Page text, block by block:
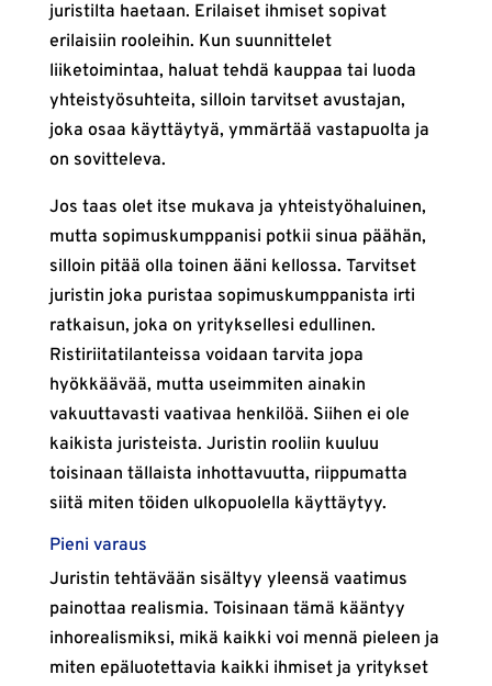
juristilta haetaan. Erilaiset ihmiset sopivat
erilaisiin rooleihin. Kun suunnittelet
liiketoimintaa, haluat tehdä kauppaa tai luoda
yhteistyösuhteita, silloin tarvitset avustajan,
joka osaa käyttäytyä, ymmärtää vastapuolta ja
on sovitteleva.
Jos taas olet itse mukava ja yhteistyöhaluinen,
mutta sopimuskumppanisi potkii sinua päähän,
silloin pitää olla toinen ääni kellossa. Tarvitset
juristin joka puristaa sopimuskumppanista irti
ratkaisun, joka on yrityksellesi edullinen.
Ristiriitatilanteissa voidaan tarvita jopa
hyökkäävää, mutta useimmiten ainakin
vakuuttavasti vaativaa henkilöä. Siihen ei ole
kaikista juristeista. Juristin rooliin kuuluu
toisinaan tällaista inhottavuutta, riippumatta
siitä miten töiden ulkopuolella käyttäytyy.
Pieni varaus
Juristin tehtävään sisältyy yleensä vaatimus
painottaa realismia. Toisinaan tämä kääntyy
inhorealismiksi, mikä kaikki voi mennä pieleen ja
miten epäluotettavia kaikki ihmiset ja yritykset